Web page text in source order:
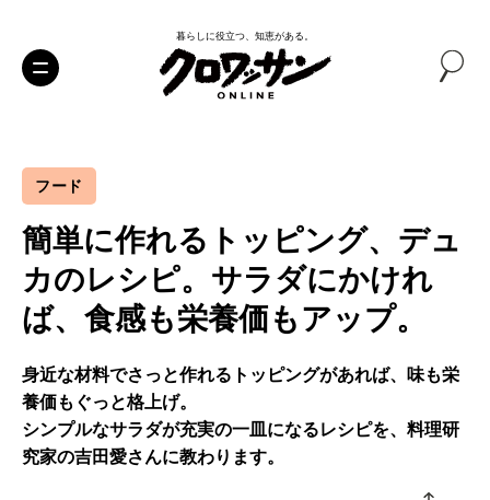
暮らしに役立つ、知恵がある。
フード
簡単に作れるトッピング、デュ
カのレシピ。サラダにかけれ
ば、食感も栄養価もアップ。
身近な材料でさっと作れるトッピングがあれば、味も栄
養価もぐっと格上げ。
シンプルなサラダが充実の一皿になるレシピを、料理研
究家の吉田愛さんに教わります。